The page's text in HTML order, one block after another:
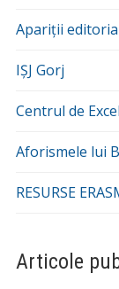
Apariții
IȘJ Gorj
Centrul de
Aforismele lui
RESURSE
Articole